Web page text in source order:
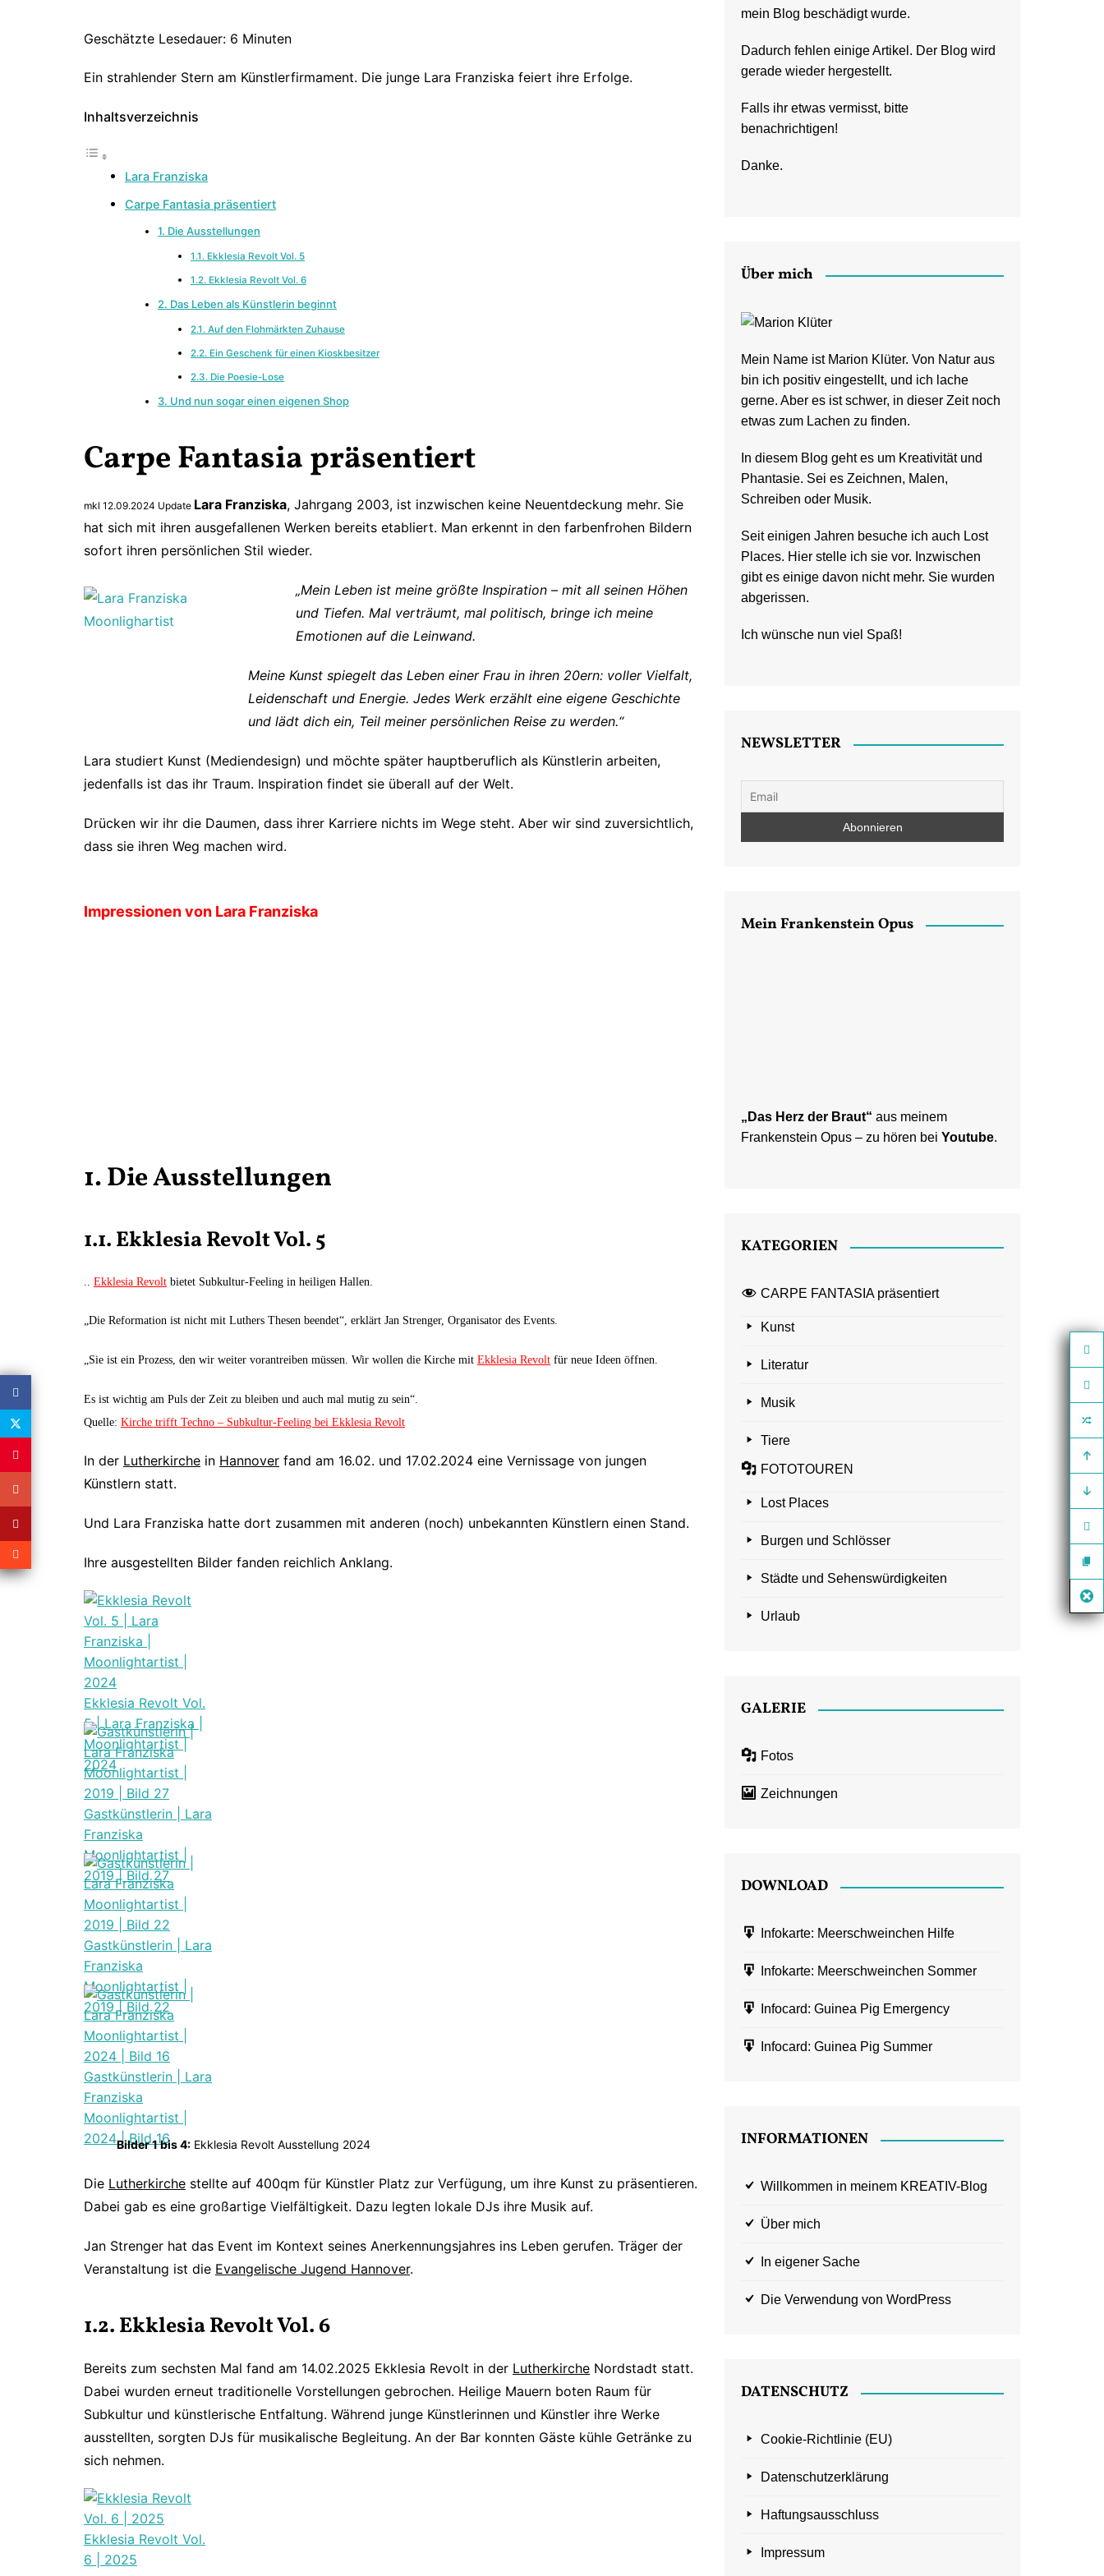
Ein strahlender Stern am Künstlerfirmament. Die junge Lara Franziska feiert ihre Erfolge.
Inhaltsverzeichnis
Lara Franziska
Carpe Fantasia präsentiert
1. Die Ausstellungen
1.1. Ekklesia Revolt Vol. 5
1.2. Ekklesia Revolt Vol. 6
2. Das Leben als Künstlerin beginnt
2.1. Auf den Flohmärkten Zuhause
2.2. Ein Geschenk für einen Kioskbesitzer
2.3. Die Poesie-Lose
3. Und nun sogar einen eigenen Shop
Carpe Fantasia präsentiert
mkl 12.09.2024 Update Lara Franziska, Jahrgang 2003, ist inzwischen keine Neuentdeckung mehr. Sie
hat sich mit ihren ausgefallenen Werken bereits etabliert. Man erkennt in den farbenfrohen Bildern
sofort ihren persönlichen Stil wieder.
„Mein Leben ist meine größte Inspiration – mit all seinen Höhen
und Tiefen. Mal verträumt, mal politisch, bringe ich meine
Emotionen auf die Leinwand.
Meine Kunst spiegelt das Leben einer Frau in ihren 20ern: voller Vielfalt,
Leidenschaft und Energie. Jedes Werk erzählt eine eigene Geschichte
und lädt dich ein, Teil meiner persönlichen Reise zu werden.“
Lara studiert Kunst (Mediendesign) und möchte später hauptberuflich als Künstlerin arbeiten,
jedenfalls ist das ihr Traum. Inspiration findet sie überall auf der Welt.
Drücken wir ihr die Daumen, dass ihrer Karriere nichts im Wege steht. Aber wir sind zuversichtlich,
dass sie ihren Weg machen wird.
Impressionen von Lara Franziska
1. Die Ausstellungen
1.1. Ekklesia Revolt Vol. 5
.. Ekklesia Revolt bietet Subkultur-Feeling in heiligen Hallen.
„Die Reformation ist nicht mit Luthers Thesen beendet“, erklärt Jan Strenger, Organisator des Events.
„Sie ist ein Prozess, den wir weiter vorantreiben müssen. Wir wollen die Kirche mit Ekklesia Revolt für neue Ideen öffnen.
Es ist wichtig am Puls der Zeit zu bleiben und auch mal mutig zu sein“.
Quelle: Kirche trifft Techno – Subkultur-Feeling bei Ekklesia Revolt
In der Lutherkirche in Hannover fand am 16.02. und 17.02.2024 eine Vernissage von jungen
Künstlern statt.
Und Lara Franziska hatte dort zusammen mit anderen (noch) unbekannten Künstlern einen Stand.
Ihre ausgestellten Bilder fanden reichlich Anklang.
Ekklesia Revolt Vol.
5 | Lara Franziska |
Moonlightartist |
2024
Gastkünstlerin | Lara
Franziska
Moonlightartist |
2019 | Bild 27
Gastkünstlerin | Lara
Franziska
Moonlightartist |
2019 | Bild 22
Gastkünstlerin | Lara
Franziska
Moonlightartist |
2024 | Bild 16
Bilder 1 bis 4: Ekklesia Revolt Ausstellung 2024
Die Lutherkirche stellte auf 400qm für Künstler Platz zur Verfügung, um ihre Kunst zu präsentieren.
Dabei gab es eine großartige Vielfältigkeit. Dazu legten lokale DJs ihre Musik auf.
Jan Strenger hat das Event im Kontext seines Anerkennungsjahres ins Leben gerufen. Träger der
Veranstaltung ist die Evangelische Jugend Hannover.
1.2. Ekklesia Revolt Vol. 6
Bereits zum sechsten Mal fand am 14.02.2025 Ekklesia Revolt in der Lutherkirche Nordstadt statt.
Dabei wurden erneut traditionelle Vorstellungen gebrochen. Heilige Mauern boten Raum für
Subkultur und künstlerische Entfaltung. Während junge Künstlerinnen und Künstler ihre Werke
ausstellten, sorgten DJs für musikalische Begleitung. An der Bar konnten Gäste kühle Getränke zu
sich nehmen.
Ekklesia Revolt Vol.
6 | 2025
mein Blog beschädigt wurde.
Dadurch fehlen einige Artikel. Der Blog wird
gerade wieder hergestellt.
Falls ihr etwas vermisst, bitte
benachrichtigen!
Danke.
Über mich
Mein Name ist Marion Klüter. Von Natur aus
bin ich positiv eingestellt, und ich lache
gerne. Aber es ist schwer, in dieser Zeit noch
etwas zum Lachen zu finden.
In diesem Blog geht es um Kreativität und
Phantasie. Sei es Zeichnen, Malen,
Schreiben oder Musik.
Seit einigen Jahren besuche ich auch Lost
Places. Hier stelle ich sie vor. Inzwischen
gibt es einige davon nicht mehr. Sie wurden
abgerissen.
Ich wünsche nun viel Spaß!
NEWSLETTER
Mein Frankenstein Opus
„Das Herz der Braut“ aus meinem
Frankenstein Opus – zu hören bei Youtube.
KATEGORIEN
CARPE FANTASIA präsentiert
Kunst
Literatur
Musik
Tiere
FOTOTOUREN
Lost Places
Burgen und Schlösser
Städte und Sehenswürdigkeiten
Urlaub
GALERIE
Fotos
Zeichnungen
DOWNLOAD
Infokarte: Meerschweinchen Hilfe
Infokarte: Meerschweinchen Sommer
Infocard: Guinea Pig Emergency
Infocard: Guinea Pig Summer
INFORMATIONEN
Willkommen in meinem KREATIV-Blog
Über mich
In eigener Sache
Die Verwendung von WordPress
DATENSCHUTZ
Cookie-Richtlinie (EU)
Datenschutzerklärung
Haftungsausschluss
Impressum